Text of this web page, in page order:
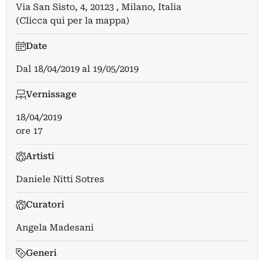
Via San Sisto, 4, 20123 , Milano, Italia
(Clicca qui per la mappa)
Date
Dal 18/04/2019 al 19/05/2019
Vernissage
18/04/2019
ore 17
Artisti
Daniele Nitti Sotres
Curatori
Angela Madesani
Generi